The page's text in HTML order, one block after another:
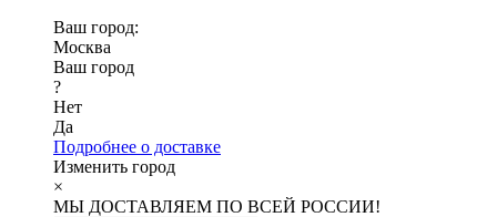
Ваш город:
Москва
Ваш город
?
Нет
Да
Подробнее о доставке
Изменить город
×
МЫ ДОСТАВЛЯЕМ ПО ВСЕЙ РОССИИ!